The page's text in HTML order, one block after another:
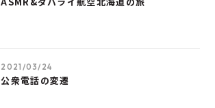
2021/03/24
公衆電話の変遷